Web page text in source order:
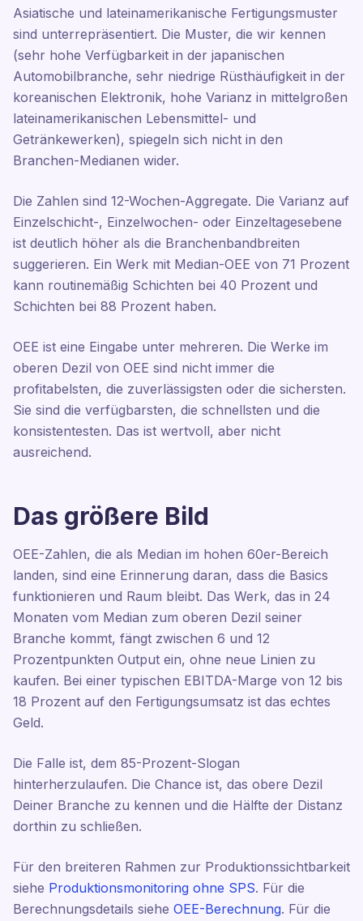
Asiatische und lateinamerikanische Fertigungsmuster
sind unterrepräsentiert. Die Muster, die wir kennen
(sehr hohe Verfügbarkeit in der japanischen
Automobilbranche, sehr niedrige Rüsthäufigkeit in der
koreanischen Elektronik, hohe Varianz in mittelgroßen
lateinamerikanischen Lebensmittel- und
Getränkewerken), spiegeln sich nicht in den
Branchen-Medianen wider.
Die Zahlen sind 12-Wochen-Aggregate. Die Varianz auf
Einzelschicht-, Einzelwochen- oder Einzeltagesebene
ist deutlich höher als die Branchenbandbreiten
suggerieren. Ein Werk mit Median-OEE von 71 Prozent
kann routinemäßig Schichten bei 40 Prozent und
Schichten bei 88 Prozent haben.
OEE ist eine Eingabe unter mehreren. Die Werke im
oberen Dezil von OEE sind nicht immer die
profitabelsten, die zuverlässigsten oder die sichersten.
Sie sind die verfügbarsten, die schnellsten und die
konsistentesten. Das ist wertvoll, aber nicht
ausreichend.
Das größere Bild
OEE-Zahlen, die als Median im hohen 60er-Bereich
landen, sind eine Erinnerung daran, dass die Basics
funktionieren und Raum bleibt. Das Werk, das in 24
Monaten vom Median zum oberen Dezil seiner
Branche kommt, fängt zwischen 6 und 12
Prozentpunkten Output ein, ohne neue Linien zu
kaufen. Bei einer typischen EBITDA-Marge von 12 bis
18 Prozent auf den Fertigungsumsatz ist das echtes
Geld.
Die Falle ist, dem 85-Prozent-Slogan
hinterherzulaufen. Die Chance ist, das obere Dezil
Deiner Branche zu kennen und die Hälfte der Distanz
dorthin zu schließen.
Für den breiteren Rahmen zur Produktionssichtbarkeit
siehe Produktionsmonitoring ohne SPS. Für die
Berechnungsdetails siehe OEE-Berechnung. Für die